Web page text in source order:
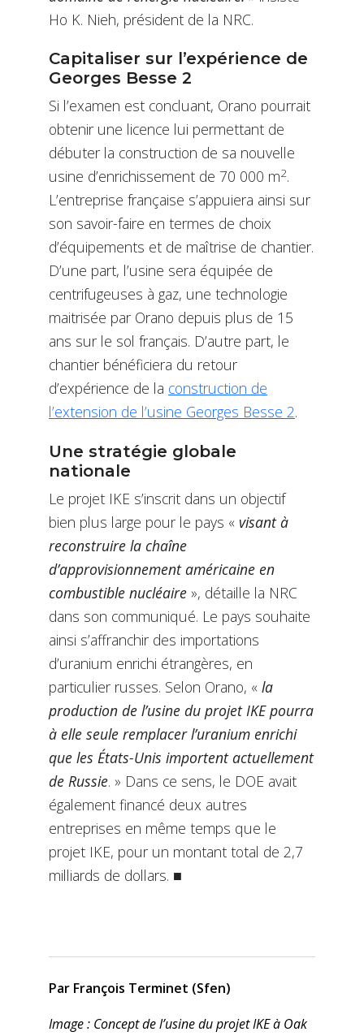
Ho K. Nieh, président de la NRC.
Capitaliser sur l’expérience de
Georges Besse 2
Si l’examen est concluant, Orano pourrait
obtenir une licence lui permettant de
débuter la construction de sa nouvelle
usine d’enrichissement de 70 000 m2.
L’entreprise française s’appuiera ainsi sur
son savoir-faire en termes de choix
d’équipements et de maîtrise de chantier.
D’une part, l’usine sera équipée de
centrifugeuses à gaz, une technologie
maitrisée par Orano depuis plus de 15
ans sur le sol français. D’autre part, le
chantier bénéficiera du retour
d’expérience de la construction de
l’extension de l’usine Georges Besse 2.
Une stratégie globale
nationale
Le projet IKE s’inscrit dans un objectif
bien plus large pour le pays « visant à
reconstruire la chaîne
d’approvisionnement américaine en
combustible nucléaire », détaille la NRC
dans son communiqué. Le pays souhaite
ainsi s’affranchir des importations
d’uranium enrichi étrangères, en
particulier russes. Selon Orano, « la
production de l’usine du projet IKE pourra
à elle seule remplacer l’uranium enrichi
que les États-Unis importent actuellement
de Russie. » Dans ce sens, le DOE avait
également financé deux autres
entreprises en même temps que le
projet IKE, pour un montant total de 2,7
milliards de dollars. ■
Par François Terminet (Sfen)
Image : Concept de l’usine du projet IKE à Oak